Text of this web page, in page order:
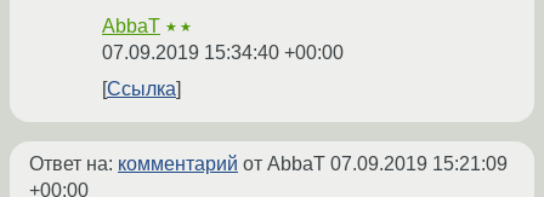
AbbaT ★★
07.09.2019 15:34:40 +00:00
Ссылка
Ответ на: комментарий от AbbaT 07.09.2019 15:21:09
+00:00